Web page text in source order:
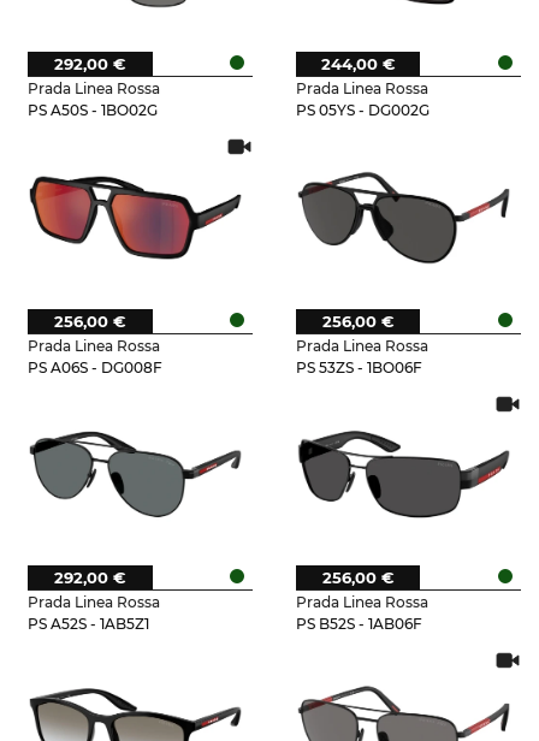
Prada Linea Rossa
PS A50S - 1BO02G
292,00 €
Prada Linea Rossa
PS 05YS - DG002G
244,00 €
Prada Linea Rossa
PS A06S - DG008F
256,00 €
Prada Linea Rossa
PS 53ZS - 1BO06F
256,00 €
Prada Linea Rossa
PS A52S - 1AB5Z1
292,00 €
Prada Linea Rossa
PS B52S - 1AB06F
256,00 €